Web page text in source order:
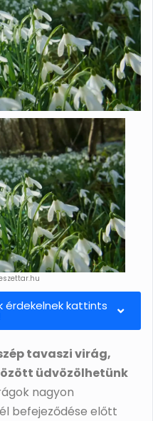
érdekelnek kattints
tavaszi virág,
üdvözölhetünk
nagyon
befejeződése előtt